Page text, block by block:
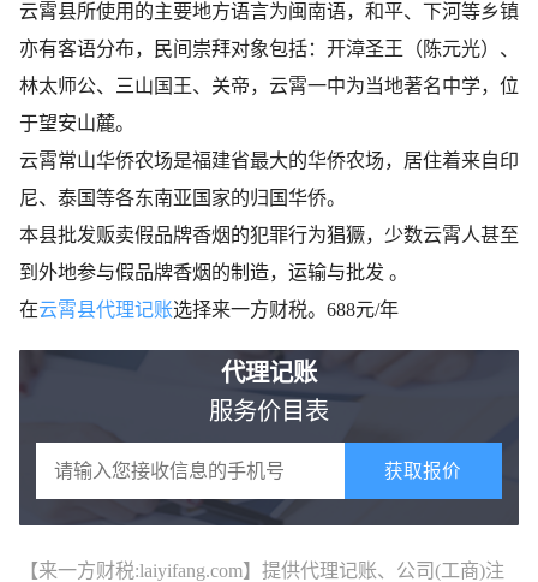
云霄县所使用的主要地方语言为闽南语，和平、下河等乡镇
亦有客语分布，民间崇拜对象包括：开漳圣王（陈元光）、
林太师公、三山国王、关帝，云霄一中为当地著名中学，位
于望安山麓。
云霄常山华侨农场是福建省最大的华侨农场，居住着来自印
尼、泰国等各东南亚国家的归国华侨。
本县批发贩卖假品牌香烟的犯罪行为猖獗，少数云霄人甚至
到外地参与假品牌香烟的制造，运输与批发 。
在云霄县代理记账选择来一方财税。688元/年
代理记账
服务价目表
获取报价
【来一方财税:laiyifang.com】提供代理记账、公司(工商)注